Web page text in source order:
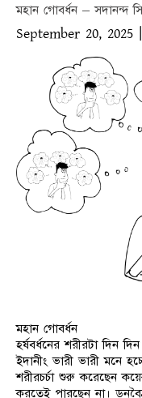
মহান গোবর্ধন – সদানন্দ
September 20, 2025 |
মহান গোবর্ধন
হর্ষবর্ধনের শরীরটা দিন
ইদানীং ভারী ভারী মনে
শরীরচর্চা শুরু করেছেন
করতেই পারছেন না।